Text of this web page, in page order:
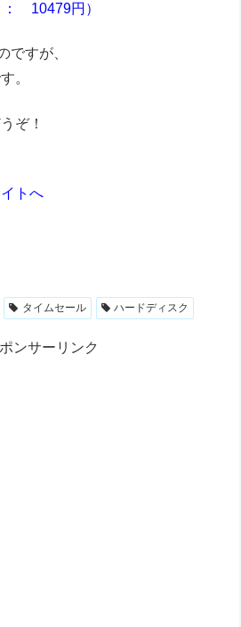
10479円）
ですが、
。
ぞ！
トへ
タイムセール ハードディスク
ンサーリンク